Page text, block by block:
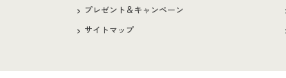
プレゼント＆キャンペーン
サイトマップ